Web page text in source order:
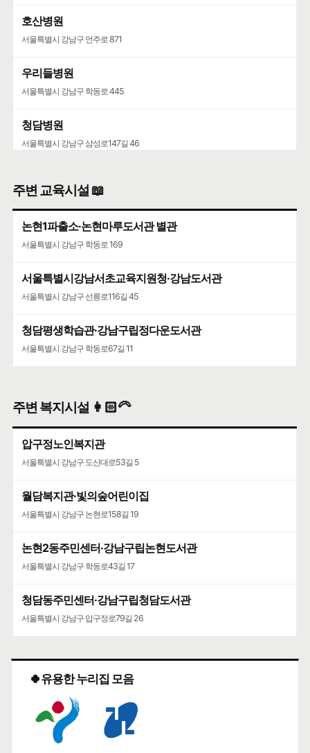
호산병원
서울특별시 강남구 언주로 871
우리들병원
서울특별시 강남구 학동로 445
청담병원
서울특별시 강남구 삼성로147길 46
주변 교육시설 📖
논현1파출소·논현마루도서관 별관
서울특별시 강남구 학동로 169
서울특별시강남서초교육지원청·강남도서관
서울특별시 강남구 선릉로116길 45
청담평생학습관·강남구립정다운도서관
서울특별시 강남구 학동로67길 11
주변 복지시설 👩🏻‍🦳
압구정노인복지관
서울특별시 강남구 도산대로53길 5
월담복지관·빛의숲어린이집
서울특별시 강남구 논현로158길 19
논현2동주민센터·강남구립논현도서관
서울특별시 강남구 학동로43길 17
청담동주민센터·강남구립청담도서관
서울특별시 강남구 압구정로79길 26
🍀유용한 누리집 모음